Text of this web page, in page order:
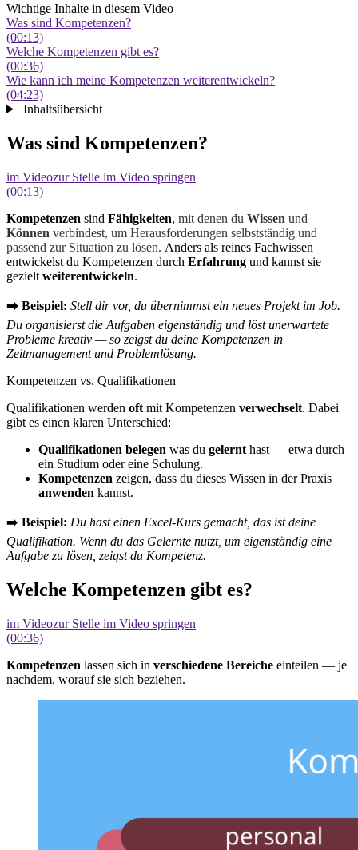
Wichtige Inhalte in diesem Video
Was sind Kompetenzen?
(00:13)
Welche Kompetenzen gibt es?
(00:36)
Wie kann ich meine Kompetenzen weiterentwickeln?
(04:23)
Inhaltsübersicht
Was sind Kompetenzen?
im Videozur Stelle im Video springen
(00:13)
Kompetenzen sind Fähigkeiten, mit denen du Wissen und
Können verbindest, um Herausforderungen selbstständig und
passend zur Situation zu lösen. Anders als reines Fachwissen
entwickelst du Kompetenzen durch Erfahrung und kannst sie
gezielt weiterentwickeln.
➡️ Beispiel: Stell dir vor, du übernimmst ein neues Projekt im Job.
Du organisierst die Aufgaben eigenständig und löst unerwartete
Probleme kreativ — so zeigst du deine Kompetenzen in
Zeitmanagement und Problemlösung.
Kompetenzen vs. Qualifikationen
Qualifikationen werden oft mit Kompetenzen verwechselt. Dabei
gibt es einen klaren Unterschied:
Qualifikationen belegen was du gelernt hast — etwa durch
ein Studium oder eine Schulung.
Kompetenzen zeigen, dass du dieses Wissen in der Praxis
anwenden kannst.
➡️ Beispiel: Du hast einen Excel-Kurs gemacht, das ist deine
Qualifikation. Wenn du das Gelernte nutzt, um eigenständig eine
Aufgabe zu lösen, zeigst du Kompetenz.
Welche Kompetenzen gibt es?
im Videozur Stelle im Video springen
(00:36)
Kompetenzen lassen sich in verschiedene Bereiche einteilen — je
nachdem, worauf sie sich beziehen.